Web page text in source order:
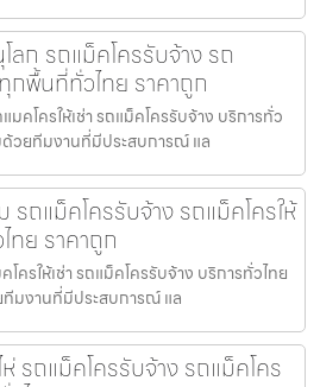
ก รถแม็คโครรับจ้าง รถ
กพื้นที่ทั่วไทย ราคาถูก
คโครให้เช่า รถแม็คโครรับจ้าง บริการทั่ว
ด้วยทีมงานที่มีประสบการณ์ แล
รถแม็คโครรับจ้าง รถแม็คโครให้
ทย ราคาถูก
ครให้เช่า รถแม็คโครรับจ้าง บริการทั่วไทย
ทีมงานที่มีประสบการณ์ แล
รถแม็คโครรับจ้าง รถแม็คโคร